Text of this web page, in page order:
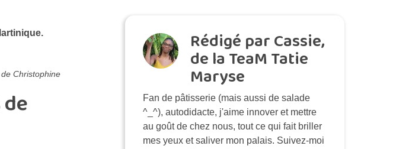
Christophine
Rédigé par Cassie,
de la TeaM Tatie
Maryse
Fan de pâtisserie (mais aussi de salade
^_^), autodidacte, j'aime innover et mettre
au goût de chez nous, tout ce qui fait briller
mes yeux et saliver mon palais. Suivez-moi